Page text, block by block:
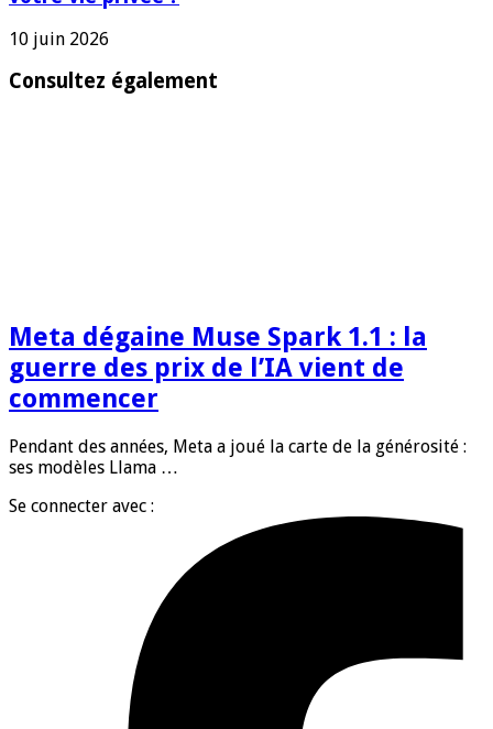
10 juin 2026
Consultez également
Meta dégaine Muse Spark 1.1 : la
guerre des prix de l’IA vient de
commencer
Pendant des années, Meta a joué la carte de la générosité :
ses modèles Llama …
Se connecter avec :